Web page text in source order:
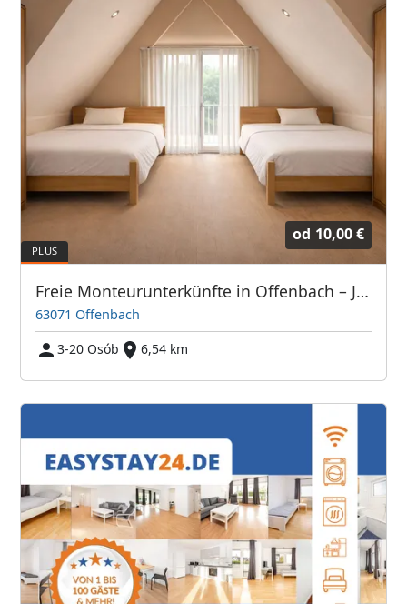
od 10,00 €
Freie Monteurunterkünfte in Offenbach – JETZT anrufen! Wir sprechen auch Polnisch
63071 Offenbach
3-20 Osób
6,54 km